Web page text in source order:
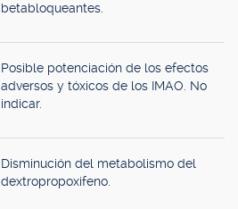
betabloqueantes.
Posible potenciación de los efectos
adversos y tóxicos de los IMAO. No
indicar.
Disminución del metabolismo del
dextropropoxifeno.